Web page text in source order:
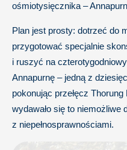
ośmiotysięcznika –
Plan jest prosty: dotrzeć do
przygotować specjalnie
i ruszyć na
Annapurnę – jedną z
pokonując przełęcz
wydawało się to niemożliwe
z niepełnosprawnościami.